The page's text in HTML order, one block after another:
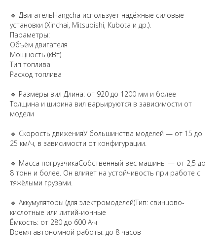
🔹 ДвигательHangcha использует надёжные силовые
установки (Xinchai, Mitsubishi, Kubota и др.).
Параметры:
Объём двигателя
Мощность (кВт)
Тип топлива
Расход топлива
🔹 Размеры вил Длина: от 920 до 1200 мм и более
Толщина и ширина вил варьируются в зависимости от
модели
🔹 Скорость движенияУ большинства моделей — от 15 до
25 км/ч, в зависимости от конфигурации.
🔹 Масса погрузчикаСобственный вес машины — от 2,5 до
8 тонн и более. Он влияет на устойчивость при работе с
тяжёлыми грузами.
🔹 Аккумуляторы (для электромоделей)Тип: свинцово-
кислотные или литий-ионные
Ёмкость: от 280 до 600 А·ч
Время автономной работы: до 8 часов